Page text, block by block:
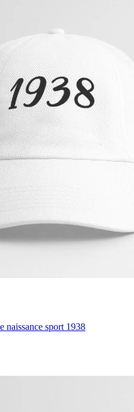
naissance sport 1938